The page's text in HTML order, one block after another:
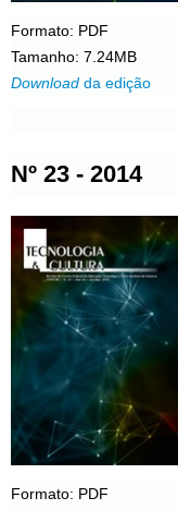
Formato: PDF
Tamanho: 7.24MB
Download da edição
Nº 23 - 2014
Formato: PDF